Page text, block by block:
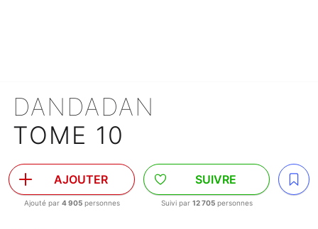
DANDADAN
TOME 10
AJOUTER
Ajouté par 4 905personnes
SUIVRE
Suivi par 12 705personnes